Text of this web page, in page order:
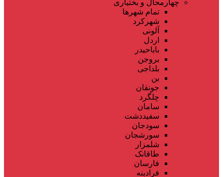
چهارمحال و بختیاری
تمام شهر‌ها
شهرکرد
آلونی
اردل
باباحیدر
بروجن
بلداجی
بن
جونقان
چلگرد
سامان
سفیددشت
سودجان
سورشجان
شلمزار
طاقانک
فارسان
فرادبنه